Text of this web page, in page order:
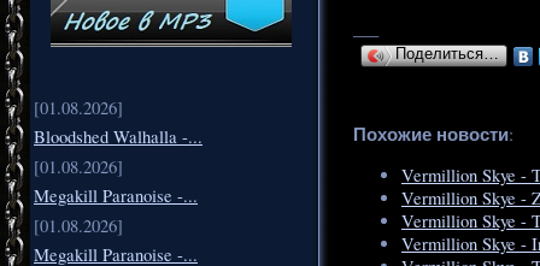
[01.08.2026]
Bloodshed Walhalla -...
[01.08.2026]
Megakill Paranoise -...
[01.08.2026]
Megakill Paranoise -...
Поделиться…
Похожие новости:
Vermillion Skye -
Vermillion Skye -
Vermillion Skye -
Vermillion Skye -